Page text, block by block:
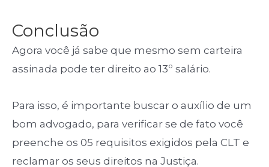
Conclusão
Agora você já sabe que mesmo sem carteira
assinada pode ter direito ao 13º salário.
Para isso, é importante buscar o auxílio de um
bom advogado, para verificar se de fato você
preenche os 05 requisitos exigidos pela CLT e
reclamar os seus direitos na Justiça.